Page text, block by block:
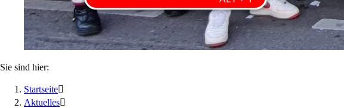
Sie sind hier:
Startseite
Aktuelles